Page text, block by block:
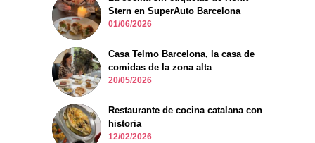
Stern en SuperAuto Barcelona
01/06/2026
Casa Telmo Barcelona, la casa de
comidas de la zona alta
20/05/2026
Restaurante de cocina catalana con
historia
12/02/2026